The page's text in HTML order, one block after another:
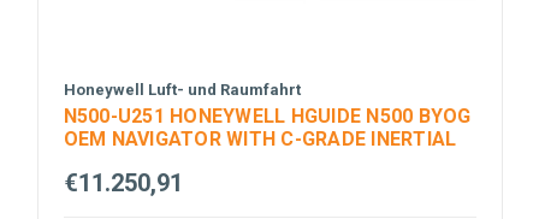
Honeywell Luft- und Raumfahrt
N500-U251 HONEYWELL HGUIDE N500 BYOG
OEM NAVIGATOR WITH C-GRADE INERTIAL
€11.250,91